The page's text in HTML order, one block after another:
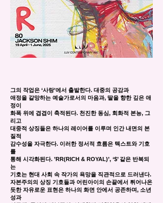
그의 작업은 ‘사랑’에서 출발한다. 대중의 공감과
애정을 갈망하는 예술가로서의 마음과, 딸을 향한 깊은 애
정이
화폭 위에 겹겹이 축적된다. 천진한 동심, 회화적 본능, 그
리고
대중적 상징들은 하나의 레이어를 이루며 인간 내면의 본
질적
감수성을 자극한다. 이러한 정서적 흐름은 텍스트와 기호
를
통해 시각화된다. ’RR(RICH & ROYAL)’, ‘$’ 같은 반복되
는
기호는 현대 사회 속 작가의 욕망을 직관적으로 드러낸다.
자본주의의 상징 기호들과 어린아이의 손끝에서 튀어나온
듯한 자유로운 표현은 하나의 화면 안에서 공존하며, 소년
성과